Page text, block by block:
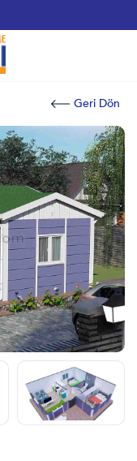
Geri Dön